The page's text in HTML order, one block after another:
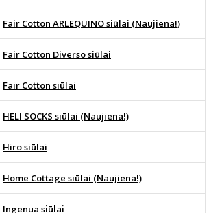
Fair Cotton ARLEQUINO siūlai (Naujiena!)
Fair Cotton Diverso siūlai
Fair Cotton siūlai
HELI SOCKS siūlai (Naujiena!)
Hiro siūlai
Home Cottage siūlai (Naujiena!)
Ingenua siūlai